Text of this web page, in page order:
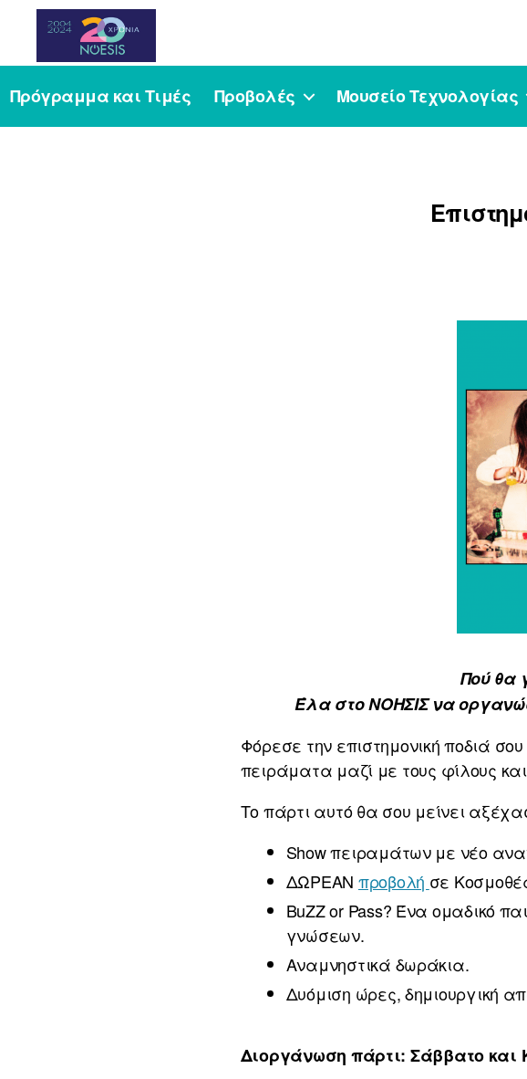
Noesis
Πρόγραμμα και Τιμές
Προβολές Μουσείο Τεχνολογίας
Πού θα
Έλα στο ΝΟΗΣΙΣ να
Φόρεσε την επιστημονική ποδιά
πειράματα μαζί με τους φίλους
Το πάρτι αυτό θα σου μείνει
Show πειραμάτων με νέο
ΔΩΡΕΑΝ προβολή σε
BuZZ or Pass? Ένα ομαδικό
γνώσεων.
Αναμνηστικά δωράκια.
Δυόμιση ώρες, δημιουργική
Διοργάνωση πάρτι: Σάββατο και